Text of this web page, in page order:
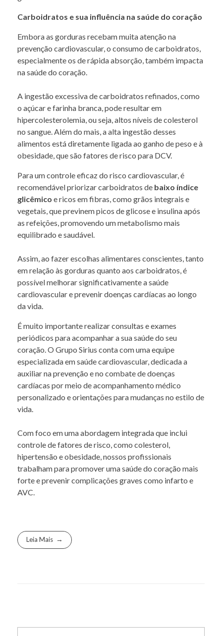
Carboidratos e sua influência na saúde do coração
Embora as gorduras recebam muita atenção na
prevenção cardiovascular, o consumo de carboidratos,
especialmente os de rápida absorção, também impacta
na saúde do coração.
A ingestão excessiva de carboidratos refinados, como
o açúcar e farinha branca, pode resultar em
hipercolesterolemia, ou seja, altos níveis de colesterol
no sangue. Além do mais, a alta ingestão desses
alimentos está diretamente ligada ao ganho de peso e à
obesidade, que são fatores de risco para DCV.
Para um controle eficaz do risco cardiovascular, é
recomendável priorizar carboidratos de baixo índice
glicêmico e ricos em fibras, como grãos integrais e
vegetais, que previnem picos de glicose e insulina após
as refeições, promovendo um metabolismo mais
equilibrado e saudável.
Assim, ao fazer escolhas alimentares conscientes, tanto
em relação às gorduras quanto aos carboidratos, é
possível melhorar significativamente a saúde
cardiovascular e prevenir doenças cardíacas ao longo
da vida.
É muito importante realizar consultas e exames
periódicos para acompanhar a sua saúde do seu
coração. O Grupo Sirius conta com uma equipe
especializada em saúde cardiovascular, dedicada a
auxiliar na prevenção e no combate de doenças
cardíacas por meio de acompanhamento médico
personalizado e orientações para mudanças no estilo de
vida.
Com foco em uma abordagem integrada que inclui
controle de fatores de risco, como colesterol,
hipertensão e obesidade, nossos profissionais
trabalham para promover uma saúde do coração mais
forte e prevenir complicações graves como infarto e
AVC.
Leia Mais